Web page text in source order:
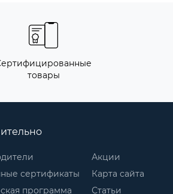
товары
сертификаты
программа
Акции
Карта сайта
Статьи